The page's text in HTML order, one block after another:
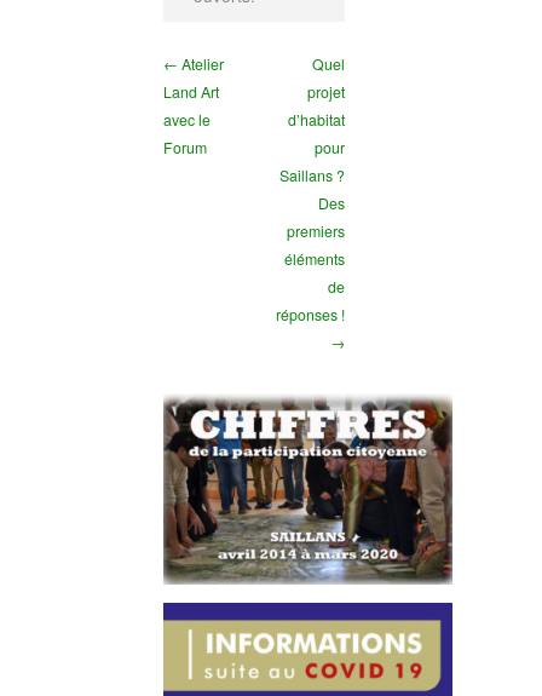
← Atelier
Land Art
avec le
Forum
Quel
projet
d’habitat
pour
Saillans ?
Des
premiers
éléments
de
réponses !
→